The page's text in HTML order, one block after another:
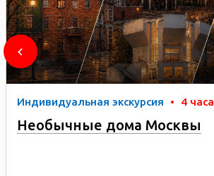
Индивидуальная экскурсия • 4 часа
Необычные дома Москвы